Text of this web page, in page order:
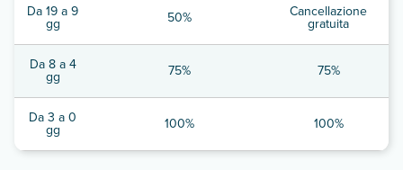
Da 19 a 9
gg 50% Cancellazione
gratuita
Da 8 a 4
gg 75% 75%
Da 3 a 0
gg 100% 100%